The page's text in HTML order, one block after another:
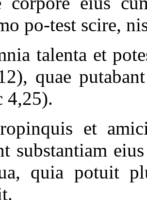
po-test scire,
talenta et
quae
4,25).
et
substantiam
quia potuit